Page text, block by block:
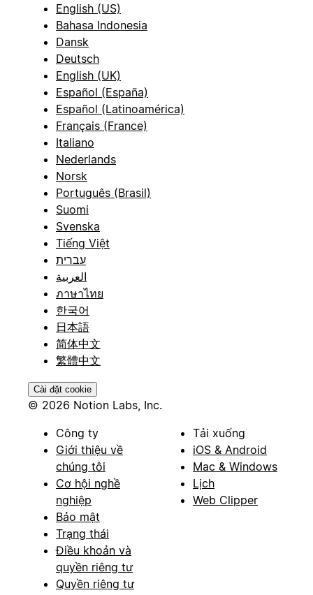
English (US)
Bahasa Indonesia
Dansk
Deutsch
English (UK)
Español (España)
Español (Latinoamérica)
Français (France)
Italiano
Nederlands
Norsk
Português (Brasil)
Suomi
Svenska
Tiếng Việt
עברית
العربية
ภาษาไทย
한국어
日本語
简体中文
繁體中文
Cài đặt cookie
© 2026 Notion Labs, Inc.
Công ty
Giới thiệu về
chúng tôi
Cơ hội nghề
nghiệp
Bảo mật
Trạng thái
Điều khoản và
quyền riêng tư
Quyền riêng tư
Tải xuống
iOS & Android
Mac & Windows
Lịch
Web Clipper